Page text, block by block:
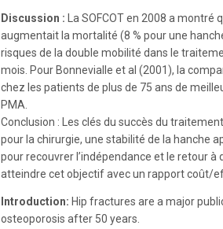
Discussion : La SOFCOT en 2008 a
augmentait la mortalité (8 % pour une
risques de la double mobilité dans le
mois. Pour Bonnevialle et al (2001), la
chez les patients de plus de 75 ans de
PMA.
Conclusion : Les clés du succès du
pour la chirurgie, une stabilité de la hanche
pour recouvrer l’indépendance et le retour
atteindre cet objectif avec un rapport coût/
Introduction: Hip fractures are a major
osteoporosis after 50 years.